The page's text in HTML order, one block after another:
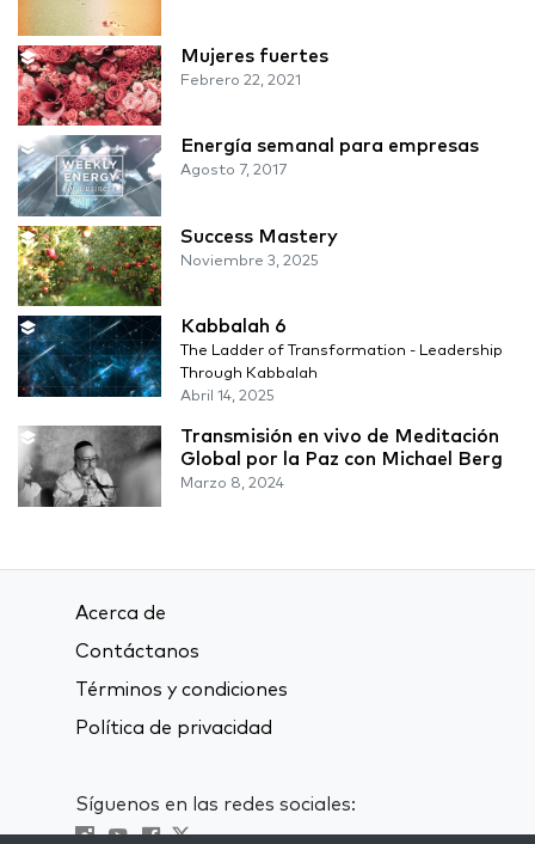
Mujeres fuertes
Febrero 22, 2021
Energía semanal para empresas
Agosto 7, 2017
Success Mastery
Noviembre 3, 2025
Kabbalah 6
The Ladder of Transformation - Leadership
Through Kabbalah
Abril 14, 2025
Transmisión en vivo de Meditación
Global por la Paz con Michael Berg
Marzo 8, 2024
Acerca de
Contáctanos
Términos y condiciones
Política de privacidad
Síguenos en las redes sociales: